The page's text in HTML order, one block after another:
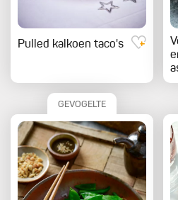
Pulled kalkoen taco's
GEVOGELTE